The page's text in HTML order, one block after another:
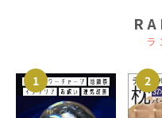
ラ
1 2